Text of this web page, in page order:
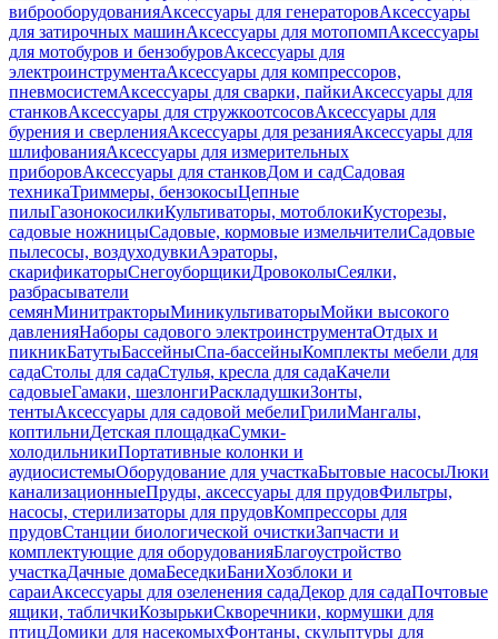
виброоборудованияАксессуары для генераторовАксессуары
для затирочных машинАксессуары для мотопомпАксессуары
для мотобуров и бензобуровАксессуары для
электроинструментаАксессуары для компрессоров,
пневмосистемАксессуары для сварки, пайкиАксессуары для
станковАксессуары для стружкоотсосовАксессуары для
бурения и сверленияАксессуары для резанияАксессуары для
шлифованияАксессуары для измерительных
приборовАксессуары для станковДом и садСадовая
техникаТриммеры, бензокосыЦепные
пилыГазонокосилкиКультиваторы, мотоблокиКусторезы,
садовые ножницыСадовые, кормовые измельчителиСадовые
пылесосы, воздуходувкиАэраторы,
скарификаторыСнегоуборщикиДровоколыСеялки,
разбрасыватели
семянМинитракторыМиникультиваторыМойки высокого
давленияНаборы садового электроинструментаОтдых и
пикникБатутыБассейныСпа-бассейныКомплекты мебели для
садаСтолы для садаСтулья, кресла для садаКачели
садовыеГамаки, шезлонгиРаскладушкиЗонты,
тентыАксессуары для садовой мебелиГрилиМангалы,
коптильниДетская площадкаСумки-
холодильникиПортативные колонки и
аудиосистемыОборудование для участкаБытовые насосыЛюки
канализационныеПруды, аксессуары для прудовФильтры,
насосы, стерилизаторы для прудовКомпрессоры для
прудовСтанции биологической очисткиЗапчасти и
комплектующие для оборудованияБлагоустройство
участкаДачные домаБеседкиБаниХозблоки и
сараиАксессуары для озеленения садаДекор для садаПочтовые
ящики, табличкиКозырькиСкворечники, кормушки для
птицДомики для насекомыхФонтаны, скульптуры для